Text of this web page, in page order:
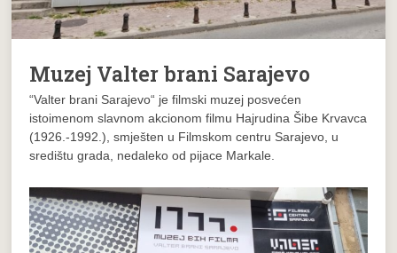
Muzej Valter brani Sarajevo
“Valter brani Sarajevo“ je filmski muzej posvećen
istoimenom slavnom akcionom filmu Hajrudina Šibe Krvavca
(1926.-1992.), smješten u Filmskom centru Sarajevo, u
središtu grada, nedaleko od pijace Markale.